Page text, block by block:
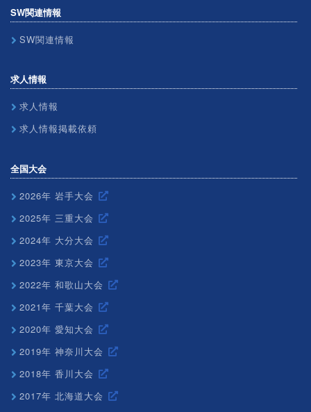
SW関連情報
SW関連情報
求人情報
求人情報
求人情報掲載依頼
全国大会
2026年 岩手大会
2025年 三重大会
2024年 大分大会
2023年 東京大会
2022年 和歌山大会
2021年 千葉大会
2020年 愛知大会
2019年 神奈川大会
2018年 香川大会
2017年 北海道大会